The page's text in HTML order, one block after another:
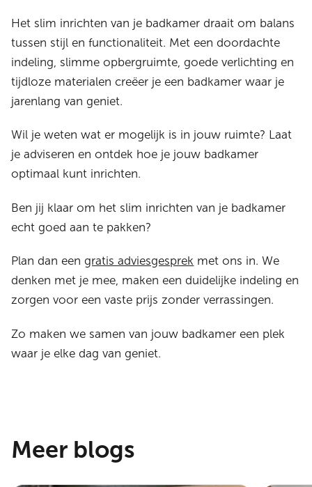
Het slim inrichten van je badkamer draait om balans
tussen stijl en functionaliteit. Met een doordachte
indeling, slimme opbergruimte, goede verlichting en
tijdloze materialen creëer je een badkamer waar je
jarenlang van geniet.
Wil je weten wat er mogelijk is in jouw ruimte? Laat
je adviseren en ontdek hoe je jouw badkamer
optimaal kunt inrichten.
Ben jij klaar om het slim inrichten van je badkamer
echt goed aan te pakken?
Plan dan eengratis adviesgesprek met ons in. We
denken met je mee, maken een duidelijke indeling en
zorgen voor een vaste prijs zonder verrassingen.
Zo maken we samen van jouw badkamer een plek
waar je elke dag van geniet.
Meer blogs